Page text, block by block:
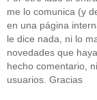
me lo comunica (y
en una página
le dice nada, ni lo
novedades que
hecho comentario,
usuarios. Gracias